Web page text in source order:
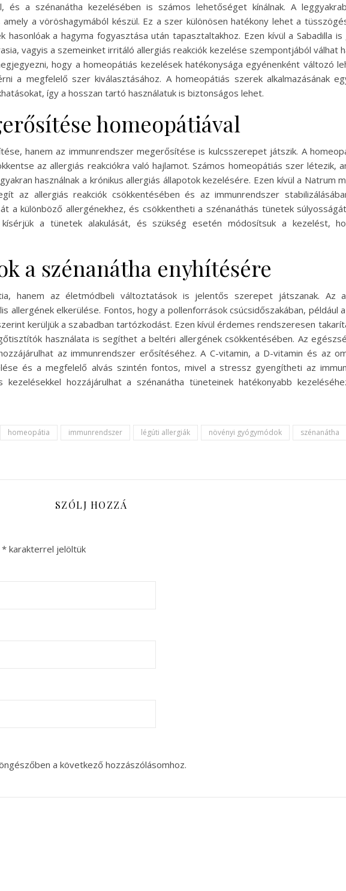
a szénanátha kezelésében is számos lehetőséget kínálnak. A
a vöröshagymából készül. Ez a szer különösen hatékony lehet a
a hagyma fogyasztása után tapasztaltakhoz. Ezen kívül a Sabadilla
vagyis a szemeinket irritáló allergiás reakciók kezelése szempontjából válhat
hogy a homeopátiás kezelések hatékonysága egyénenként változó
a megfelelő szer kiválasztásához. A homeopátiás szerek alkalmazásának
így a hosszan tartó használatuk is biztonságos lehet.
homeopátiával
hanem az immunrendszer megerősítése is kulcsszerepet játszik. A
az allergiás reakciókra való hajlamot. Számos homeopátiás szer létezik,
használnak a krónikus allergiás állapotok kezelésére. Ezen kívül a Natrum
az allergiás reakciók csökkentésében és az immunrendszer
a különböző allergénekhez, és csökkentheti a szénanáthás tünetek
kísérjük a tünetek alakulását, és szükség esetén módosítsuk a kezelést,
a szénanátha enyhítésére
hanem az életmódbeli változtatások is jelentős szerepet játszanak. Az
allergének elkerülése. Fontos, hogy a pollenforrások csúcsidőszakában, például
kerüljük a szabadban tartózkodást. Ezen kívül érdemes rendszeresen
használata is segíthet a beltéri allergének csökkentésében. Az
az immunrendszer erősítéséhez. A C-vitamin, a D-vitamin és az
és a megfelelő alvás szintén fontos, mivel a stressz gyengítheti az
kezelésekkel hozzájárulhat a szénanátha tüneteinek hatékonyabb
homeopátia immunrendszer légúti allergiák növényi gyógymódok
szénanátha
SZÓLJ HOZZÁ
* karakterrel jelöltük
a következő hozzászólásomhoz.